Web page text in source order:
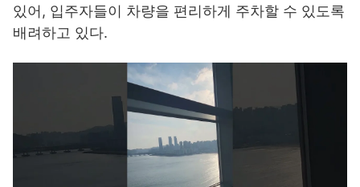
있어, 입주자들이 차량을 편리하게 주차할 수 있도록
배려하고 있다.